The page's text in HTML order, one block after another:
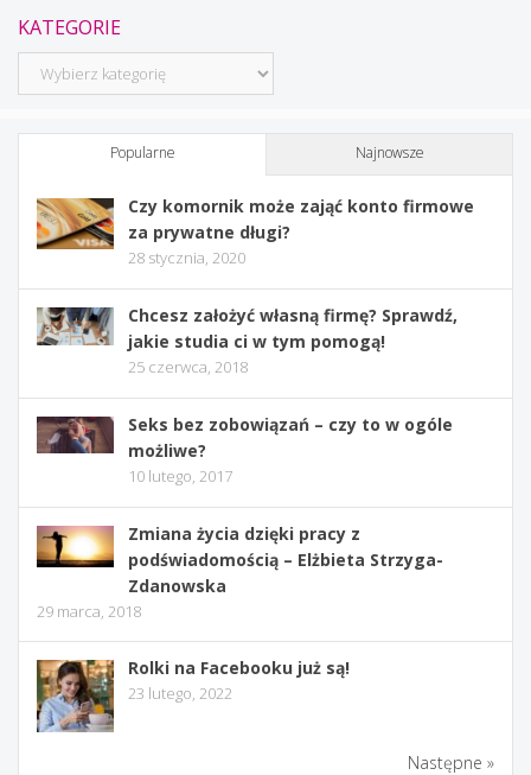
KATEGORIE
Kategorie
Popularne Najnowsze
Czy komornik może zająć konto firmowe
za prywatne długi?
28 stycznia, 2020
Chcesz założyć własną firmę? Sprawdź,
jakie studia ci w tym pomogą!
25 czerwca, 2018
Seks bez zobowiązań – czy to w ogóle
możliwe?
10 lutego, 2017
Zmiana życia dzięki pracy z
podświadomością – Elżbieta Strzyga-
Zdanowska
29 marca, 2018
Rolki na Facebooku już są!
23 lutego, 2022
Następne »